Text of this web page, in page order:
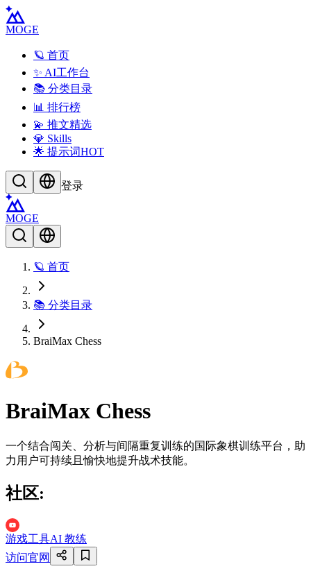
MOGE
🪐 首页
✨ AI工作台
📚 分类目录
📊 排行榜
💫 推文精选
💎 Skills
🌟 提示词HOT
登录
MOGE
🪐 首页
📚 分类目录
BraiMax Chess
BraiMax Chess
一个结合闯关、分析与间隔重复训练的国际象棋训练平台，助
力用户可持续且愉快地提升战术技能。
社区:
游戏工具AI 教练
访问官网